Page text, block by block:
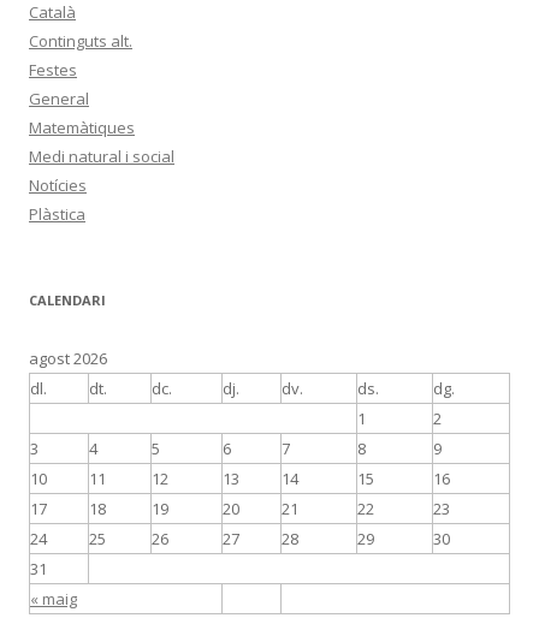
Català
Continguts alt.
Festes
General
Matemàtiques
Medi natural i social
Notícies
Plàstica
CALENDARI
agost 2026
dl.
dt. dc. dj. dv. ds. dg.
« maig
1
2
3
4 5 6 7 8
9
10
11 12 13 14 15
16
17
18 19 20 21 22
23
24
25 26 27 28 29
30
31